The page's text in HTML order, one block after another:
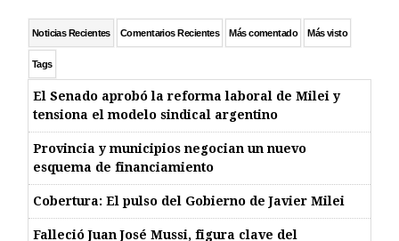
Noticias Recientes Comentarios Recientes Más comentado Más visto
Tags
El Senado aprobó la reforma laboral de Milei y
tensiona el modelo sindical argentino
Provincia y municipios negocian un nuevo
esquema de financiamiento
Cobertura: El pulso del Gobierno de Javier Milei
Falleció Juan José Mussi, figura clave del